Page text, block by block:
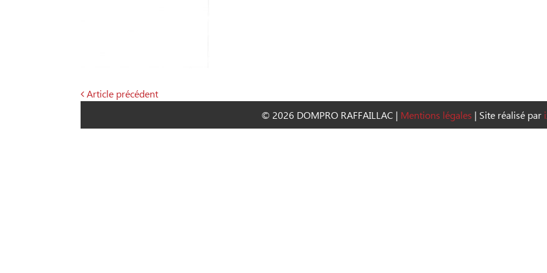
de
Article précédent
© 2026 DOMPRO RAFFAILLAC | Mentions légales | Site réalisé par